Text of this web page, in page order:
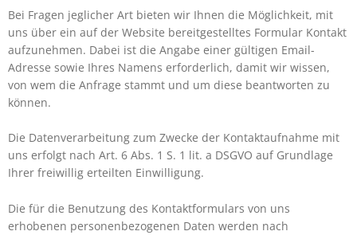
Bei Fragen jeglicher Art bieten wir Ihnen die Möglichkeit, mit
uns über ein auf der Website bereitgestelltes Formular Kontakt
aufzunehmen. Dabei ist die Angabe einer gültigen Email-
Adresse sowie Ihres Namens erforderlich, damit wir wissen,
von wem die Anfrage stammt und um diese beantworten zu
können.
Die Datenverarbeitung zum Zwecke der Kontaktaufnahme mit
uns erfolgt nach Art. 6 Abs. 1 S. 1 lit. a DSGVO auf Grundlage
Ihrer freiwillig erteilten Einwilligung.
Die für die Benutzung des Kontaktformulars von uns
erhobenen personenbezogenen Daten werden nach